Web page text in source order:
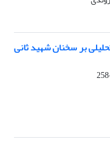
بر سخنان شهید ثانی